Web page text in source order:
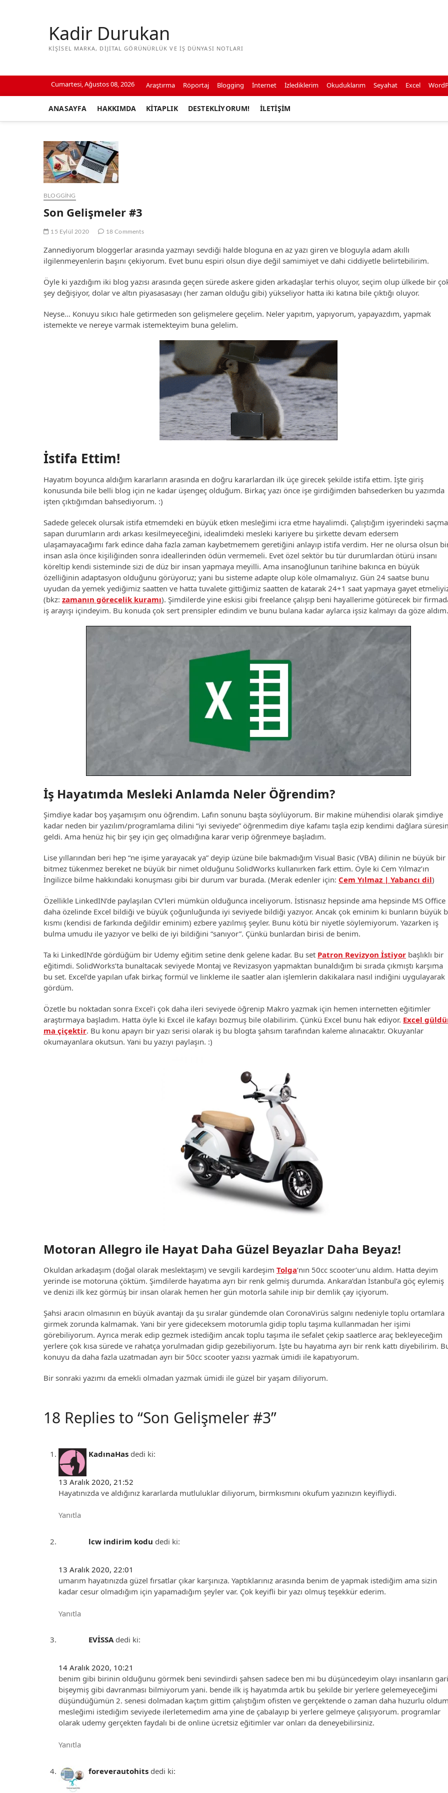
Kadir Durukan
KIŞISEL MARKA, DIJITAL GÖRÜNÜRLÜK VE IŞ DÜNYASI NOTLARI
Cumartesi, Ağustos 08, 2026 Araştırma Röportaj Blogging İnternet İzlediklerim Okuduklarım Seyahat Excel
ANASAYFA HAKKIMDA KITAPLIK DESTEKLIYORUM! İLETIŞIM
BLOGGING
Son Gelişmeler #3
15 Eylül 2020 18 Comments
Zannediyorum bloggerlar arasında yazmayı sevdiği halde bloguna en az yazı giren ve bloguyla adam akıllı
ilgilenmeyenlerin başını çekiyorum. Evet bunu espiri olsun diye değil samimiyet ve dahi ciddiyetle belirtebilirim.
Öyle ki yazdığım iki blog yazısı arasında geçen sürede askere giden arkadaşlar terhis oluyor, seçim olup ülkede bir
şey değişiyor, dolar ve altın piyasasasayı (her zaman olduğu gibi) yükseliyor hatta iki katına bile çıktığı oluyor.
Neyse… Konuyu sıkıcı hale getirmeden son gelişmelere geçelim. Neler yapıtım, yapıyorum, yapayazdım, yapmak
istemekte ve nereye varmak istemekteyim buna gelelim.
İstifa Ettim!
Hayatım boyunca aldığım kararların arasında en doğru kararlardan ilk üçe girecek şekilde istifa ettim. İşte giriş
konusunda bile belli blog için ne kadar üşengeç olduğum. Birkaç yazı önce işe girdiğimden bahsederken bu yazımda
işten çıktığımdan bahsediyorum. :)
Sadede gelecek olursak istifa etmemdeki en büyük etken mesleğimi icra etme hayalimdi. Çalıştığım işyerindeki saçma
sapan durumların ardı arkası kesilmeyeceğini, idealimdeki mesleki kariyere bu şirkette devam edersem
ulaşamayacağımı fark edince daha fazla zaman kaybetmemem geretiğini anlayıp istifa verdim. Her ne olursa olsun
insan asla önce kişiliğinden sonra ideallerinden ödün vermemeli. Evet özel sektör bu tür durumlardan ötürü insanı
köreltip kendi sisteminde sizi de düz bir insan yapmaya meyilli. Ama insanoğlunun tarihine bakınca en büyük
özelliğinin adaptasyon olduğunu görüyoruz; yani bu sisteme adapte olup köle olmamalıyız. Gün 24 saatse bunu
uyudan da yemek yediğimiz saatten ve hatta tuvalete gittiğimiz saatten de katarak 24+1 saat yapmaya gayet
(bkz: zamanın görecelik kuramı). Şimdilerde yine eskisi gibi freelance çalışıp beni hayallerime götürecek bir
iş arayışı içindeyim. Bu konuda çok sert prensipler edindim ve bunu bulana kadar aylarca işsiz kalmayı da göze aldım.
İş Hayatımda Mesleki Anlamda Neler Öğrendim?
Şimdiye kadar boş yaşamışım onu öğrendim. Lafın sonunu başta söylüyorum. Bir makine mühendisi olarak şimdiye
kadar neden bir yazılım/programlama dilini “iyi seviyede” öğrenmedim diye kafamı taşla ezip kendimi dağlara
geldi. Ama henüz hiç bir şey için geç olmadığına karar verip öğrenmeye başladım.
Lise yıllarından beri hep “ne işime yarayacak ya” deyip üzüne bile bakmadığım Visual Basic (VBA) dilinin ne büyük bir
bitmez tükenmez bereket ne büyük bir nimet olduğunu SolidWorks kullanırken fark ettim. Öyle ki Cem Yılmaz’ın
İngilizce bilme hakkındaki konuşması gibi bir durum var burada. (Merak edenler için: Cem Yılmaz | Yabancı dil)
Özellikle LinkedIN’de paylaşılan CV’leri mümkün olduğunca inceliyorum. İstisnasız hepsinde ama hepsinde MS Office
daha özelinde Excel bildiği ve büyük çoğunluğunda iyi seviyede bildiği yazıyor. Ancak çok eminim ki bunların büyük
kısmı (kendisi de farkında değildir eminim) ezbere yazılmış şeyler. Bunu kötü bir niyetle söylemiyorum. Yazarken iş
bulma umudu ile yazıyor ve belki de iyi bildiğini “sanıyor”. Çünkü bunlardan birisi de benim.
Ta ki LinkedIN’de gördüğüm bir Udemy eğitim setine denk gelene kadar. Bu set Patron Revizyon İstiyor başlıklı bir
eğitimdi. SolidWorks’ta bunaltacak seviyede Montaj ve Revizasyon yapmaktan bunaldığım bi sırada çıkmıştı karşıma
bu set. Excel’de yapılan ufak birkaç formül ve linkleme ile saatler alan işlemlerin dakikalara nasıl indiğini uygulayarak
gördüm.
Özetle bu noktadan sonra Excel’i çok daha ileri seviyede öğrenip Makro yazmak için hemen internetten eğitimler
araştırmaya başladım. Hatta öyle ki Excel ile kafayı bozmuş bile olabilirim. Çünkü Excel bunu hak ediyor. Excel
ma çiçektir. Bu konu apayrı bir yazı serisi olarak iş bu blogta şahsım tarafından kaleme alınacaktır. Okuyanlar
okumayanlara okutsun. Yani bu yazıyı paylaşın. :)
Motoran Allegro ile Hayat Daha Güzel Beyazlar Daha Beyaz!
Okuldan arkadaşım (doğal olarak meslektaşım) ve sevgili kardeşim Tolga‘nın 50cc scooter’unu aldım. Hatta deyim
yerinde ise motoruna çöktüm. Şimdilerde hayatıma ayrı bir renk gelmiş durumda. Ankara’dan İstanbul’a göç eylemiş
ve denizi ilk kez görmüş bir insan olarak hemen her gün motorla sahile inip bir demlik çay içiyorum.
Şahsi aracın olmasının en büyük avantajı da şu sıralar gündemde olan CoronaVirüs salgını nedeniyle toplu ortamlara
girmek zorunda kalmamak. Yani bir yere gideceksem motorumla gidip toplu taşıma kullanmadan her işimi
görebiliyorum. Ayrıca merak edip gezmek istediğim ancak toplu taşıma ile sefalet çekip saatlerce araç bekleyeceğim
yerlere çok kısa sürede ve rahatça yorulmadan gidip gezebiliyorum. İşte bu hayatıma ayrı bir renk kattı diyebilirim.
konuyu da daha fazla uzatmadan ayrı bir 50cc scooter yazısı yazmak ümidi ile kapatıyorum.
Bir sonraki yazımı da emekli olmadan yazmak ümidi ile güzel bir yaşam diliyorum.
18 Replies to “Son Gelişmeler #3”
KadınaHas dedi ki:
13 Aralık 2020, 21:52
Hayatınızda ve aldığınız kararlarda mutluluklar diliyorum, birmkısmını okufum yazınızın keyifliydi.
Yanıtla
lcw indirim kodu dedi ki:
13 Aralık 2020, 22:01
umarım hayatınızda güzel fırsatlar çıkar karşınıza. Yaptıklarınız arasında benim de yapmak istediğim ama sizin
kadar cesur olmadığım için yapamadığım şeyler var. Çok keyifli bir yazı olmuş teşekkür ederim.
Yanıtla
EVİSSA dedi ki:
14 Aralık 2020, 10:21
benim gibi birinin olduğunu görmek beni sevindirdi şahsen sadece ben mi bu düşüncedeyim olayı insanların
bişeymiş gibi davranması bilmiyorum yani. bende ilk iş hayatımda artık bu şekilde bir yerlere gelemeyeceğimi
düşündüğümün 2. senesi dolmadan kaçtım gittim çalıştığım ofisten ve gerçektende o zaman daha huzurlu
mesleğimi istediğim seviyede ilerletemedim ama yine de çabalayıp bi yerlere gelmeye çalışıyorum. programlar
olarak udemy gerçekten faydalı bi de online ücretsiz eğitimler var onları da deneyebilirsiniz.
Yanıtla
foreverautohits dedi ki: